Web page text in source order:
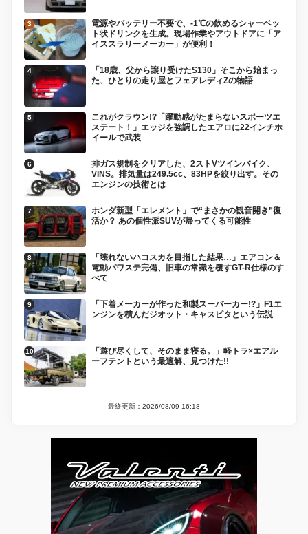
電源やバッテリー不要で、-1℃の飲めるシャーベッ
ト状ドリンクを生成。現場作業やアウトドアに「ア
イススラリーメーカー」が便利！
「18歳、父から譲り受けたS130」そこから始まっ
た、ひとりの走り屋とフェアレディZの物語
これがクラウン!?「躍動感がたまらないスポーツエ
ステート！」エッジを強調したエアロに22インチホ
イールで武装
排ガス規制をクリアした、2ストVツインバイク、
VINS。排気量は249.5cc、83HPを絞り出す。その
エンジンの技術とは
ホンダ新型「エレメント」で“まさかの観音開き”復
活か？ あの個性派SUVが帰ってくる可能性
「壊れないハコスカを目指した結果…」エアコン＆
電動パワステ完備、旧車の常識を覆すGT-R仕様のす
べて
「下着メーカーが作った和製スーパーカー!?」F1エ
ンジンを積んだジオット・キャスピタという伝説
「遊び尽くして、そのまま寝る。」軽トラ×エアル
ーフテントという最適解、見つけた!!
最終更新：2026/08/09 16:18